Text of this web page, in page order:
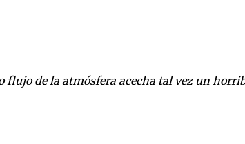
flujo de la atmósfera acecha tal vez un